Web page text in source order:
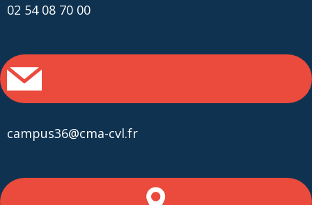
02 54 08 70 00
campus36@cma-cvl.fr